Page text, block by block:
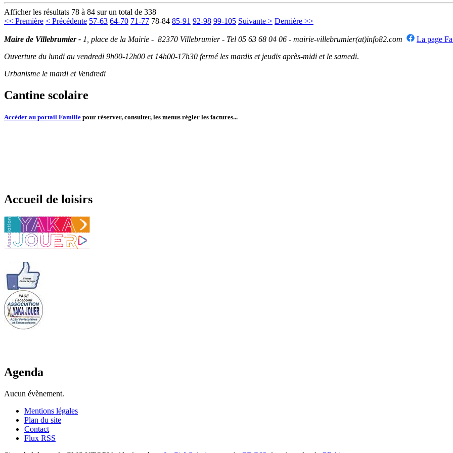
Afficher les résultats 78 à 84 sur un total de 338
<< Première < Précédente 57-63 64-70 71-77 78-84 85-91 92-98 99-105 Suivante > Dernière >>
Maire de Villebrumier - 1, place de la Mairie - 82370 Villebrumier - Tel 05 63 68 04 06 - mairie-villebrumier(at)info82.com
La page
Ouverture du lundi au vendredi 9h00-12h00 et 14h00-17h30 fermé les mardis et jeudis après-midi et le samedi.
Urbanisme le mardi et Vendredi
Cantine scolaire
Accéder au portail Famille pour réserver, consulter, les menus régler les factures...
Accueil de loisirs
Agenda
Aucun évènement.
Mentions légales
Plan du site
Contact
Flux RSS